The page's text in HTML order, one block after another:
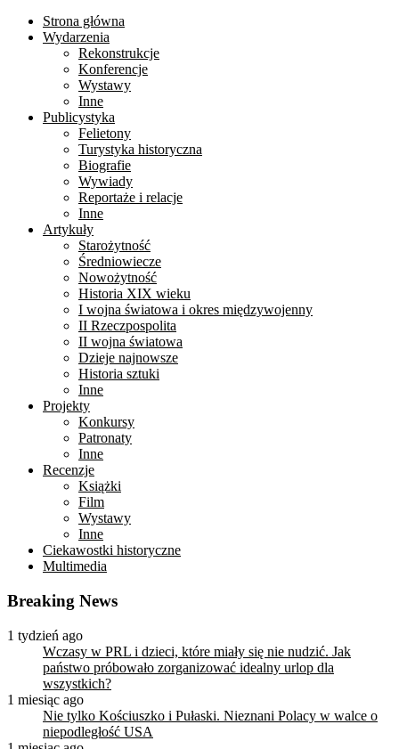
Strona główna
Wydarzenia
Rekonstrukcje
Konferencje
Wystawy
Inne
Publicystyka
Felietony
Turystyka historyczna
Biografie
Wywiady
Reportaże i relacje
Inne
Artykuły
Starożytność
Średniowiecze
Nowożytność
Historia XIX wieku
I wojna światowa i okres międzywojenny
II Rzeczpospolita
II wojna światowa
Dzieje najnowsze
Historia sztuki
Inne
Projekty
Konkursy
Patronaty
Inne
Recenzje
Książki
Film
Wystawy
Inne
Ciekawostki historyczne
Multimedia
Breaking News
1 tydzień ago
Wczasy w PRL i dzieci, które miały się nie nudzić. Jak
państwo próbowało zorganizować idealny urlop dla
wszystkich?
1 miesiąc ago
Nie tylko Kościuszko i Pułaski. Nieznani Polacy w walce o
niepodległość USA